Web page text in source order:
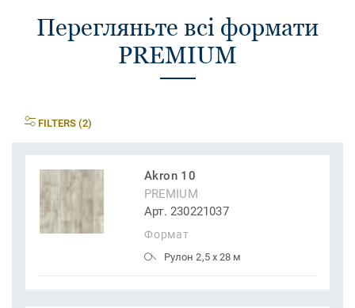
Перегляньте всі формати
PREMIUM
FILTERS (2)
Akron 10
PREMIUM
Арт. 230221037
Формат
Рулон 2,5 x 28 м